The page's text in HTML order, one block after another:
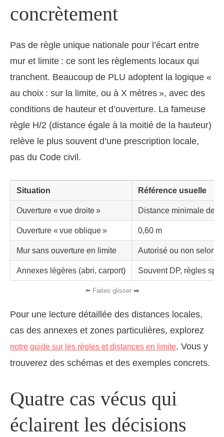
concrètement
Pas de règle unique nationale pour l’écart entre
mur et limite : ce sont les règlements locaux qui
tranchent. Beaucoup de PLU adoptent la logique «
au choix : sur la limite, ou à X mètres », avec des
conditions de hauteur et d’ouverture. La fameuse
règle H/2 (distance égale à la moitié de la hauteur)
relève le plus souvent d’une prescription locale,
pas du Code civil.
Situation Référence usuelle
Ouverture « vue droite » Distance minimale de
Ouverture « vue oblique » 0,60 m
Mur sans ouverture en limite Autorisé ou non selon
Annexes légères (abri, carport) Souvent DP, règles
Pour une lecture détaillée des distances locales,
cas des annexes et zones particulières, explorez
notre guide sur les règles et distances en limite. Vous y
trouverez des schémas et des exemples concrets.
Quatre cas vécus qui
éclairent les décisions